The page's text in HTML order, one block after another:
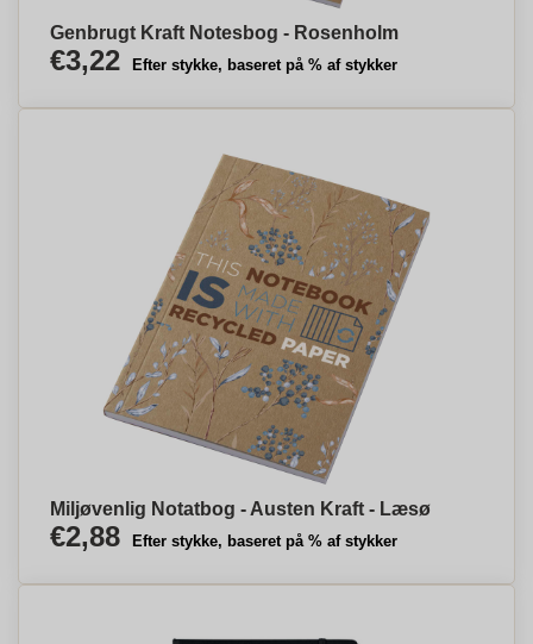
Genbrugt Kraft Notesbog - Rosenholm
€3,22 Efter stykke, baseret på % af stykker
Miljøvenlig Notatbog - Austen Kraft - Læsø
€2,88 Efter stykke, baseret på % af stykker